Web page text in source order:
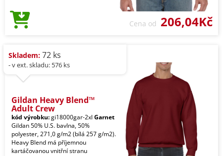
Cena od 206,04Kč
Skladem: 72 ks
- v ext. skladu: 576 ks
Gildan Heavy Blend™
Adult Crew
kód výrobku:gi18000gar-2xl Garnet
Gildan 50% U.S. bavlna, 50%
polyester, 271,0 g/m2 (bílá 257 g/m2).
Heavy Blend má příjemnou
kartáčovanou vnitřní stranu